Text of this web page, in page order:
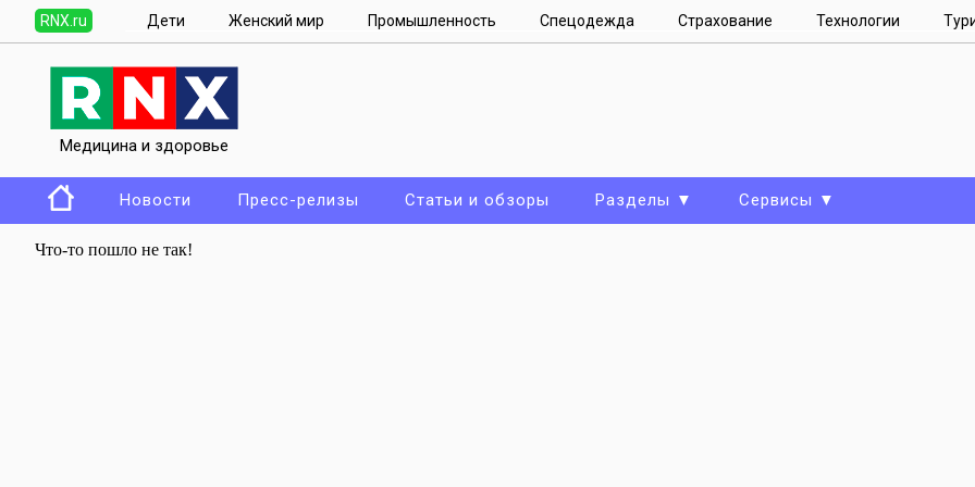
RNX.ru Дети Женский мир Промышленность Спецодежда Страхование Технологии
Медицина и здоровье
Новости Пресс-релизы Статьи и обзоры Разделы ▼ Сервисы ▼
Что-то пошло не так!